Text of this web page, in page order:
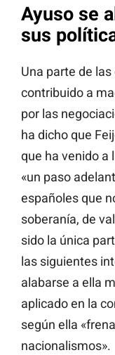
Ayuso se
sus
Una parte de
contribuido a
por las
ha dicho que
que ha venido a
«un paso
españoles que
soberanía, de
sido la única
las siguientes
alabarse a ella
aplicado en la
según ella
nacionalismos».